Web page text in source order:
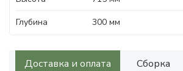
Глубина
300 мм
Доставка и оплата Сборка